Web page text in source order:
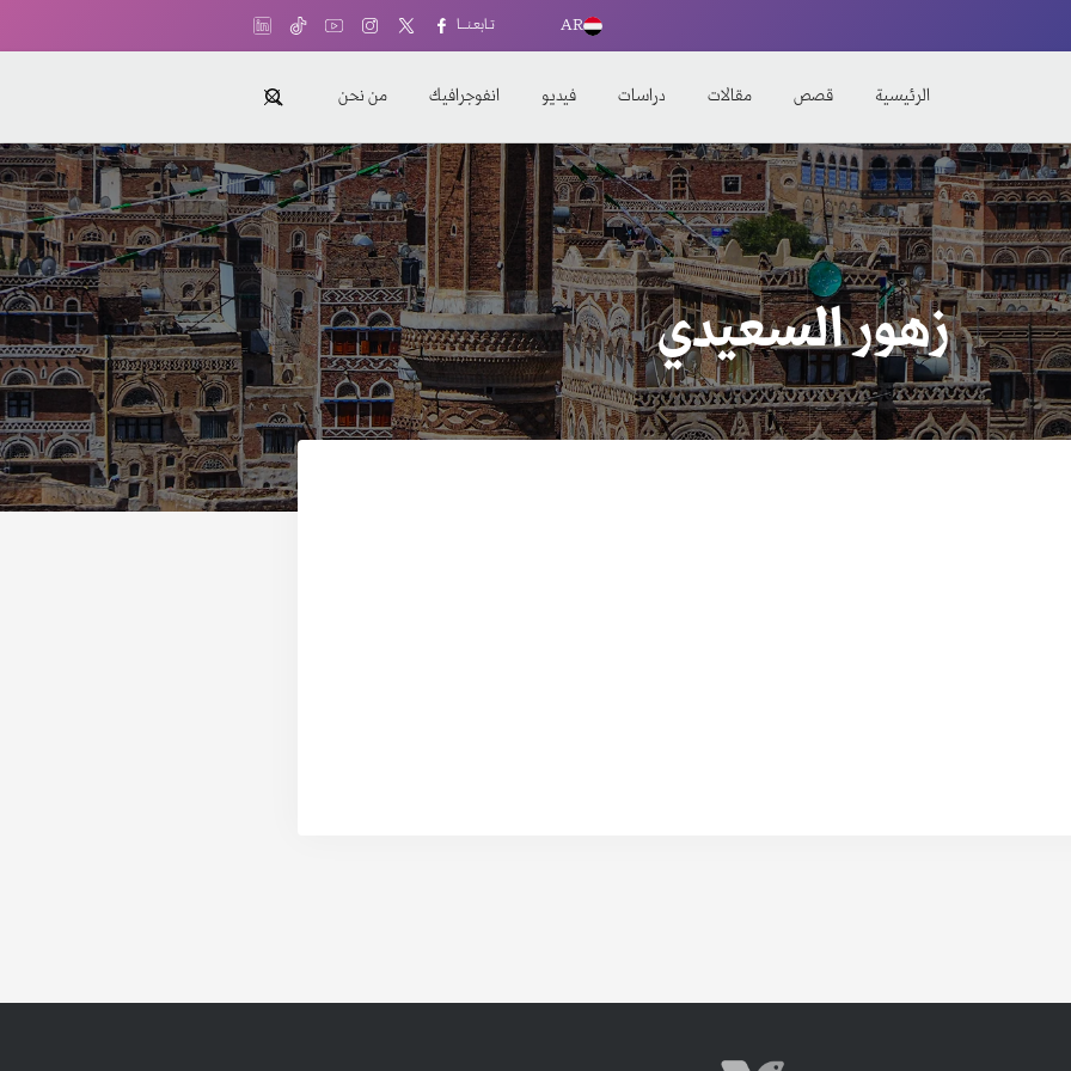
AR تـابعـنـــا
الرئيسية قصص مقالات دراسات فيديو انفوجرافيك من نحن
زهور السعيدي